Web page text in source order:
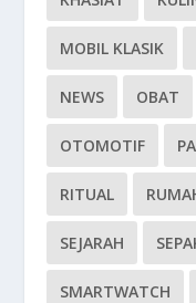
MOBIL KLASIK
NEWS OBAT
OTOMOTIF
RITUAL
SEJARAH
SMARTWATCH